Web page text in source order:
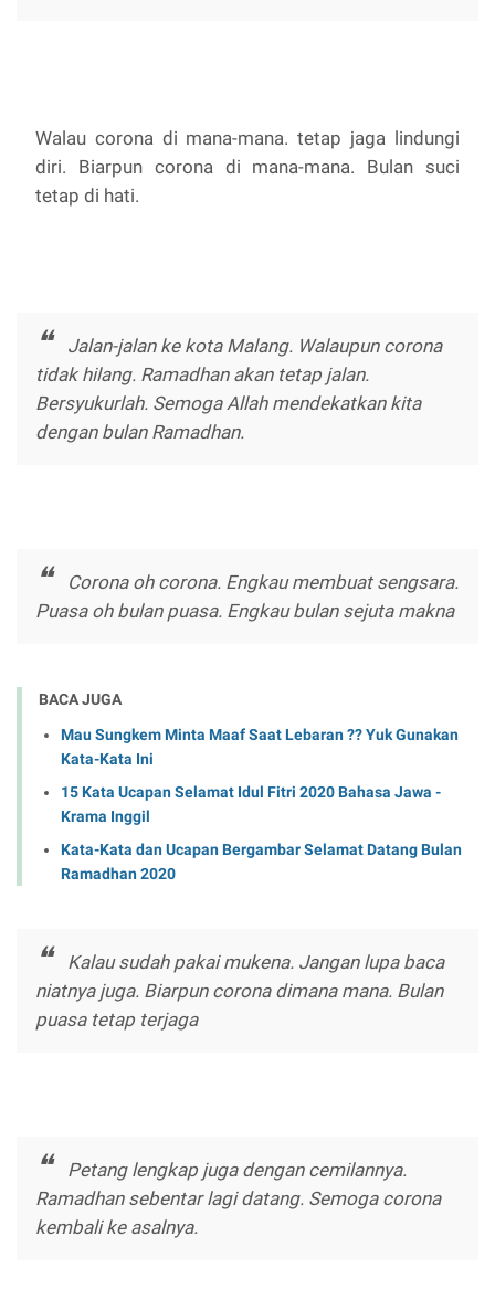
Walau corona di mana-mana. tetap jaga lindungi
diri. Biarpun corona di mana-mana. Bulan suci
tetap di hati.
Jalan-jalan ke kota Malang. Walaupun corona
tidak hilang. Ramadhan akan tetap jalan.
Bersyukurlah. Semoga Allah mendekatkan kita
dengan bulan Ramadhan.
Corona oh corona. Engkau membuat sengsara.
Puasa oh bulan puasa. Engkau bulan sejuta makna
BACA JUGA
Mau Sungkem Minta Maaf Saat Lebaran ?? Yuk Gunakan
Kata-Kata Ini
15 Kata Ucapan Selamat Idul Fitri 2020 Bahasa Jawa -
Krama Inggil
Kata-Kata dan Ucapan Bergambar Selamat Datang Bulan
Ramadhan 2020
Kalau sudah pakai mukena. Jangan lupa baca
niatnya juga. Biarpun corona dimana mana. Bulan
puasa tetap terjaga
Petang lengkap juga dengan cemilannya.
Ramadhan sebentar lagi datang. Semoga corona
kembali ke asalnya.